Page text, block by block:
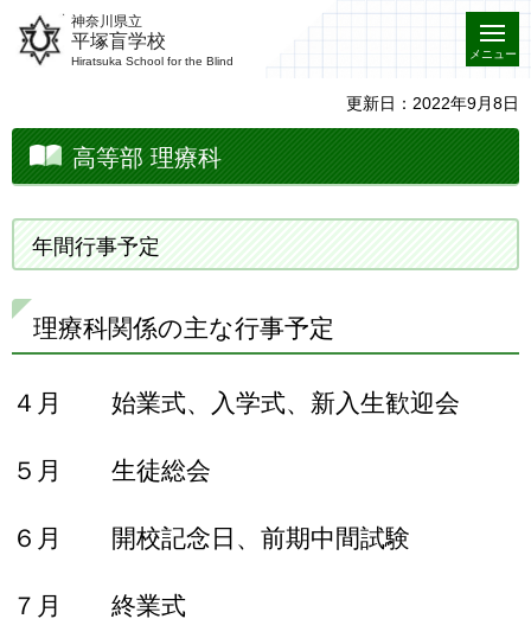
神奈川県立
平塚盲学校
Hiratsuka School for the Blind
メニュー
更新日：2022年9月8日
高等部 理療科
年間行事予定
理療科関係の主な行事予定
４月 始業式、入学式、新入生歓迎会
５月 生徒総会
６月 開校記念日、前期中間試験
７月 終業式